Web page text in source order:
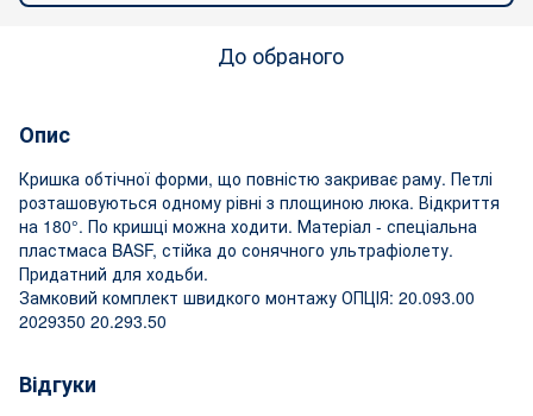
До обраного
Опис
Кришка обтічної форми, що повністю закриває раму. Петлі
розташовуються одному рівні з площиною люка. Відкриття
на 180°. По кришці можна ходити. Матеріал - спеціальна
пластмаса BASF, стійка до сонячного ультрафіолету.
Придатний для ходьби.
Замковий комплект швидкого монтажу ОПЦІЯ: 20.093.00
2029350 20.293.50
Відгуки